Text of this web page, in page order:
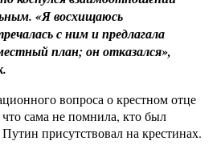
«Я восхищаюсь
с ним и предлагала
план; он отказался»,
вопроса о крестном отце
сама не помнила, кто был
присутствовал на крестинах.